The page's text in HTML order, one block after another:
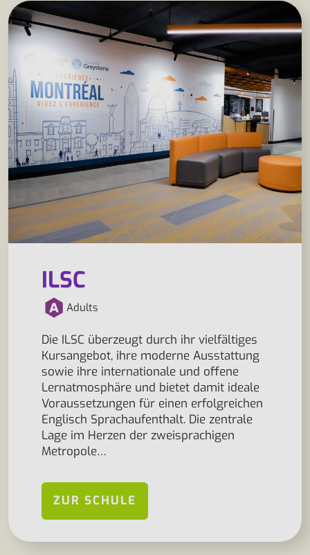
ILSC
Adults
Die ILSC überzeugt durch ihr vielfältiges
Kursangebot, ihre moderne Ausstattung
sowie ihre internationale und offene
Lernatmosphäre und bietet damit ideale
Voraussetzungen für einen erfolgreichen
Englisch Sprachaufenthalt. Die zentrale
Lage im Herzen der zweisprachigen
Metropole…
ZUR SCHULE